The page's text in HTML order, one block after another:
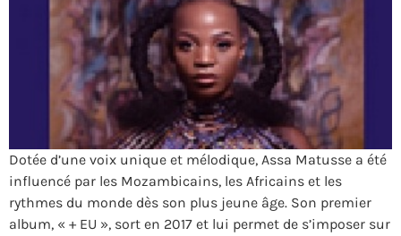
Dotée d’une voix unique et mélodique, Assa Matusse a été
influencé par les Mozambicains, les Africains et les
rythmes du monde dès son plus jeune âge. Son premier
album, « + EU », sort en 2017 et lui permet de s’imposer sur